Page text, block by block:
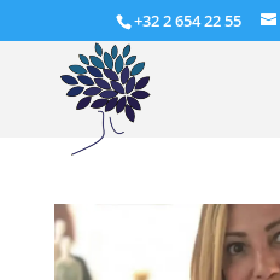
+32 2 654 22 55